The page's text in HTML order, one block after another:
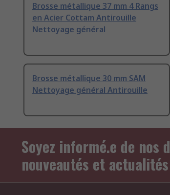
Brosse métallique 37 mm 4 Rangs
en Acier Cottam Antirouille
Nettoyage général
Brosse métallique 30 mm SAM
Nettoyage général Antirouille
Soyez informé.e de nos
nouveautés et actualités